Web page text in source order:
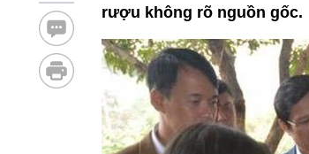
rượu không rõ nguồn gốc.